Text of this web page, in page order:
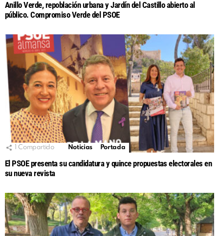
Anillo Verde, repoblación urbana y Jardín del Castillo abierto al
público. Compromiso Verde del PSOE
Compartido Noticias Portada
El PSOE presenta su candidatura y quince propuestas electorales en
su nueva revista